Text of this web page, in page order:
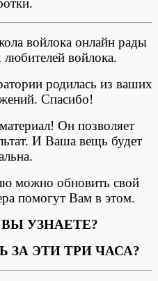
войлока онлайн рады
любителей войлока.
родилась из ваших
Спасибо!
Он позволяет
И Ваша вещь будет
можно обновить свой
помогут Вам в этом.
УЗНАЕТЕ?
ЗА ЭТИ ТРИ ЧАСА?